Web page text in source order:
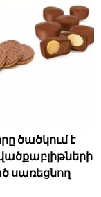
ծածկում է
սառեցնող